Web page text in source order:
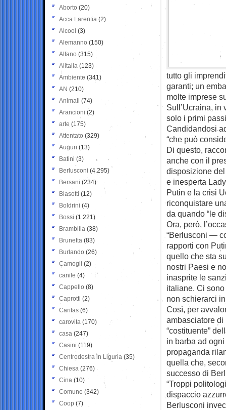
tutto gli
garanti; un
molte imprese
Sull’Ucraina, in
solo i primi
Candidandosi
“che può
Di questo,
anche con il
disposizione del
e inesperta
Putin e la crisi
riconquistare
da quando “le
Ora, però,
“Berlusconi —
rapporti con
quello che sta
nostri Paesi e
inasprite le
italiane. Ci
non schierarci
Così, per
ambasciatore
“costituente”
in barba ad
propaganda
quella che,
successo di
“Troppi
dispaccio
Berlusconi
Aborto (20)
Acca Larentia (2)
Alcool (3)
Alemanno (150)
Alfano (315)
Alitalia (123)
Ambiente (341)
AN (210)
Animali (74)
Arancioni (2)
arte (175)
Attentato (329)
Auguri (13)
Batini (3)
Berlusconi (4.295)
Bersani (234)
Biasotti (12)
Boldrini (4)
Bossi (1.221)
Brambilla (38)
Brunetta (83)
Burlando (26)
Camogli (2)
canile (4)
Cappello (8)
Caprotti (2)
Caritas (6)
carovita (170)
casa (247)
Casini (119)
Centrodestra in Liguria (35)
Chiesa (276)
Cina (10)
Comune (342)
Coop (7)